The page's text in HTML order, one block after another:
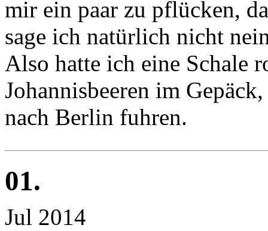
mir ein paar zu pflücken,
sage ich natürlich nicht
Also hatte ich eine Schale
Johannisbeeren im
nach Berlin fuhren.
01.
Jul 2014